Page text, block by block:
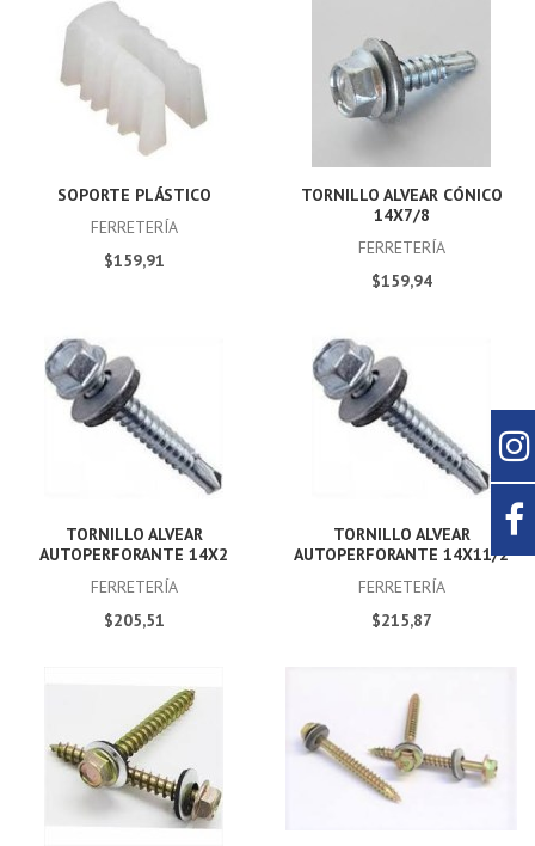
SOPORTE PLÁSTICO
FERRETERÍA
$159,91
TORNILLO ALVEAR CÓNICO
14X7/8
FERRETERÍA
$159,94
TORNILLO ALVEAR
AUTOPERFORANTE 14X2
FERRETERÍA
$205,51
TORNILLO ALVEAR
AUTOPERFORANTE 14X11/2
FERRETERÍA
$215,87